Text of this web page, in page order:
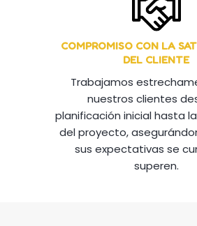
COMPROMISO CON LA
DEL CLIENTE
Trabajamos
nuestros clientes
planificación inicial hasta
del proyecto,
sus expectativas se
superen.